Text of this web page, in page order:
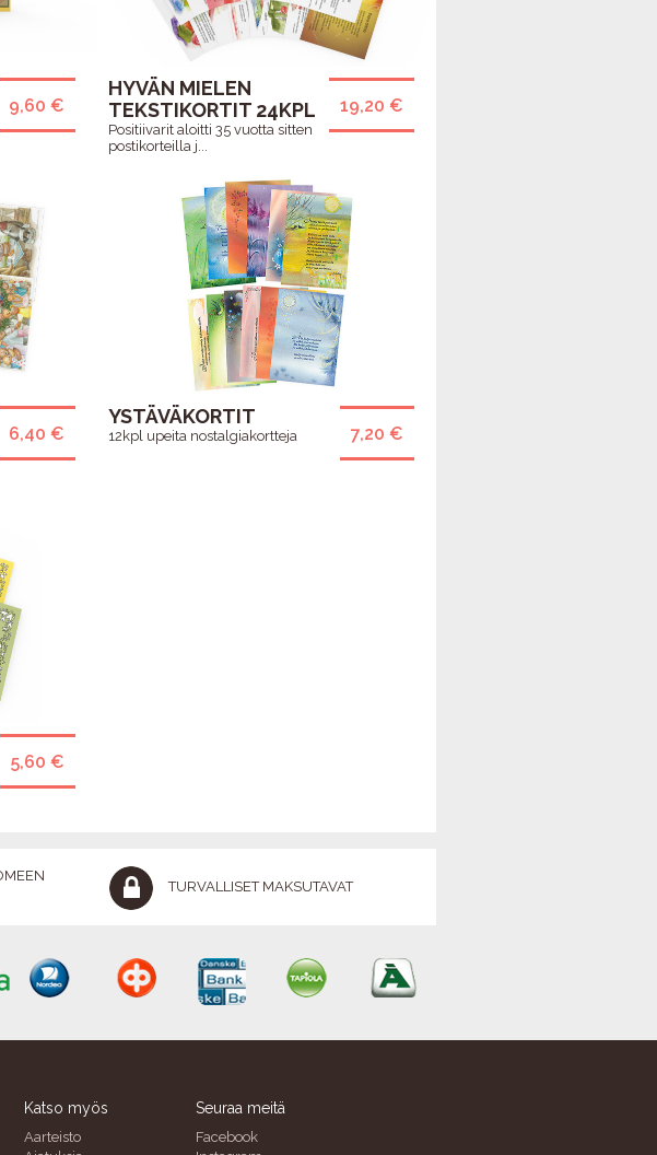
9,60 € 19,20 €
HYVÄN MIELEN
TEKSTIKORTIT 24KPL
Positiivarit aloitti 35 vuotta sitten
postikorteilla j...
6,40 € 7,20 €
YSTÄVÄKORTIT
12kpl upeita nostalgiakortteja
5,60 €
TURVALLISET MAKSUTAVAT
Katso myös
Aarteisto
Seuraa meitä
Facebook